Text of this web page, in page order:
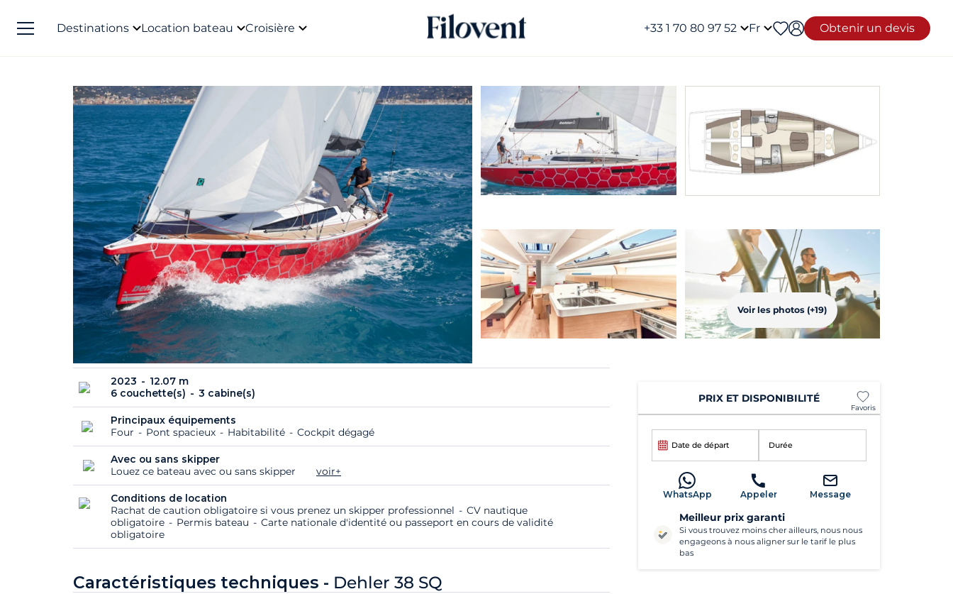
Destinations Location bateau Croisière +33 1 70 80 97 52 Fr Obtenir un devis
Voir les photos (+19)
2023
12.07 m
6 couchette(s)
3 cabine(s)
Principaux équipements
Four
Pont spacieux Habitabilité Cockpit dégagé
Avec ou sans skipper
Louez ce bateau avec ou sans skipper
voir+
Conditions de location
Rachat de caution obligatoire si vous prenez un skipper professionnel
CV nautique
obligatoire
Permis bateau
Carte nationale d'identité ou passeport en cours de validité
obligatoire
Caractéristiques techniques - Dehler 38 SQ
PRIX ET DISPONIBILITÉ
Favoris
Date de départ Durée
WhatsApp Appeler Message
Meilleur prix garanti
Si vous trouvez moins cher ailleurs, nous nous
engageons à nous aligner sur le tarif le plus
bas